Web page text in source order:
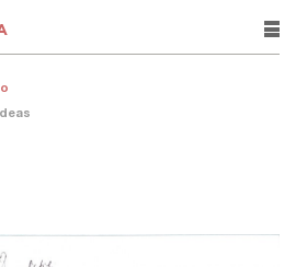
rows